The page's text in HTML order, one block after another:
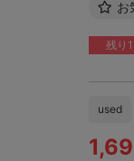
お
残り
used